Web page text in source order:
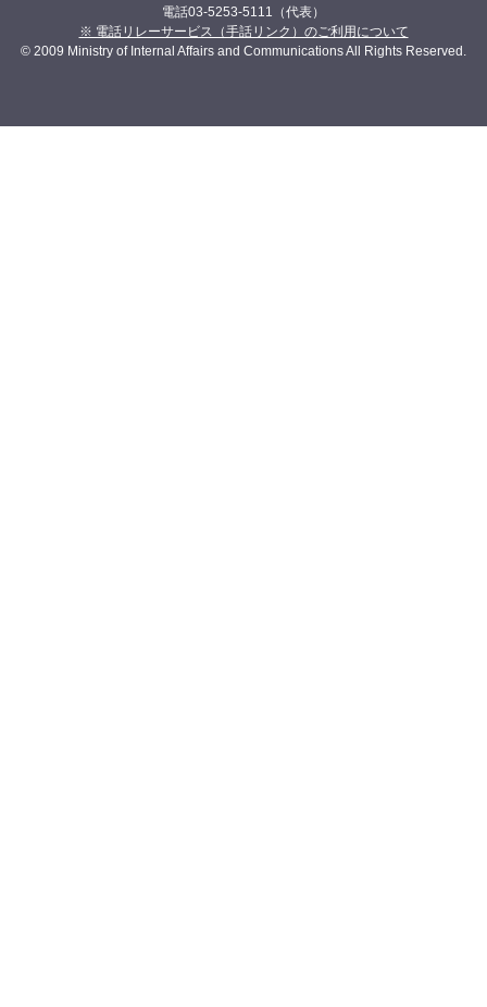
電話03-5253-5111（代表）
※ 電話リレーサービス（手話リンク）のご利用について
© 2009 Ministry of Internal Affairs and Communications All Rights Reserved.